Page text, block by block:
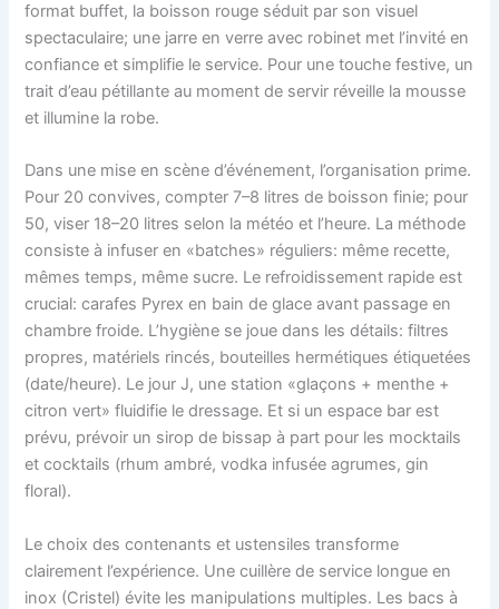
format buffet, la boisson rouge séduit par son visuel
spectaculaire; une jarre en verre avec robinet met l’invité en
confiance et simplifie le service. Pour une touche festive, un
trait d’eau pétillante au moment de servir réveille la mousse
et illumine la robe.
Dans une mise en scène d’événement, l’organisation prime.
Pour 20 convives, compter 7–8 litres de boisson finie; pour
50, viser 18–20 litres selon la météo et l’heure. La méthode
consiste à infuser en «batches» réguliers: même recette,
mêmes temps, même sucre. Le refroidissement rapide est
crucial: carafes Pyrex en bain de glace avant passage en
chambre froide. L’hygiène se joue dans les détails: filtres
propres, matériels rincés, bouteilles hermétiques étiquetées
(date/heure). Le jour J, une station «glaçons + menthe +
citron vert» fluidifie le dressage. Et si un espace bar est
prévu, prévoir un sirop de bissap à part pour les mocktails
et cocktails (rhum ambré, vodka infusée agrumes, gin
floral).
Le choix des contenants et ustensiles transforme
clairement l’expérience. Une cuillère de service longue en
inox (Cristel) évite les manipulations multiples. Les bacs à